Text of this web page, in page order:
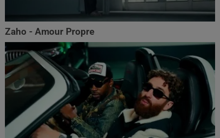
Zaho - Amour Propre